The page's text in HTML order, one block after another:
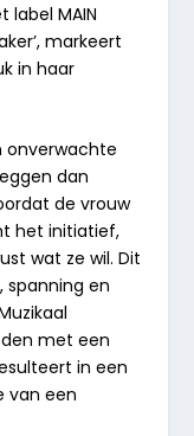
label MAIN
markeert
in haar
onverwachte
dan
de vrouw
het initiatief,
wat ze wil. Dit
en
met een
in een
van een